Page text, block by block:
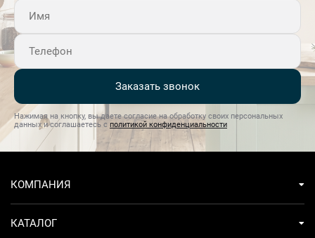
Заказать звонок
Нажимая на кнопку, вы даете согласие на обработку своих персональных
данных и соглашаетесь с политикой конфиденциальности
КОМПАНИЯ
КАТАЛОГ